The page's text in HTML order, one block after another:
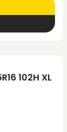
102H XL